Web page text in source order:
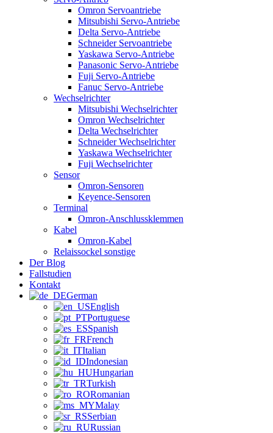
Omron Servoantriebe
Mitsubishi Servo-Antriebe
Delta Servo-Antriebe
Schneider Servoantriebe
Yaskawa Servo-Antriebe
Panasonic Servo-Antriebe
Fuji Servo-Antriebe
Fanuc Servo-Antriebe
Wechselrichter
Mitsubishi Wechselrichter
Omron Wechselrichter
Delta Wechselrichter
Schneider Wechselrichter
Yaskawa Wechselrichter
Fuji Wechselrichter
Sensor
Omron-Sensoren
Keyence-Sensoren
Terminal
Omron-Anschlussklemmen
Kabel
Omron-Kabel
Relaissockel sonstige
Der Blog
Fallstudien
Kontakt
German
English
Portuguese
Spanish
French
Italian
Indonesian
Hungarian
Turkish
Romanian
Malay
Serbian
Russian